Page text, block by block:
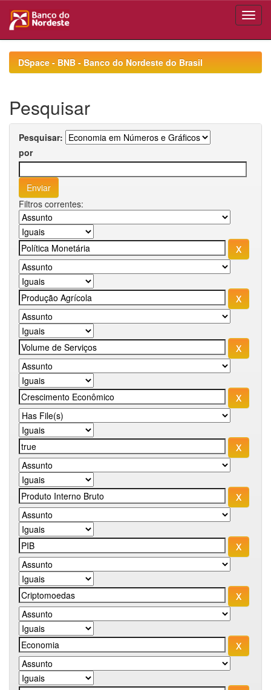
navigationDSpace - BNB - Banco do Nordeste do Brasil
Pesquisar
Pesquisar:
por
Filtros correntes: